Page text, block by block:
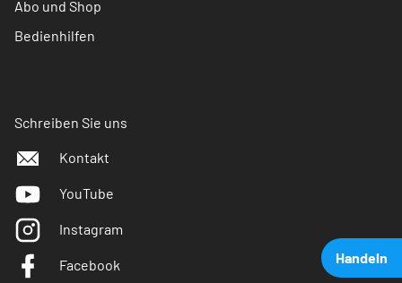
Handeln
Abo und Shop
Bedienhilfen
Schreiben Sie uns
Kontakt
YouTube
Instagram
Facebook